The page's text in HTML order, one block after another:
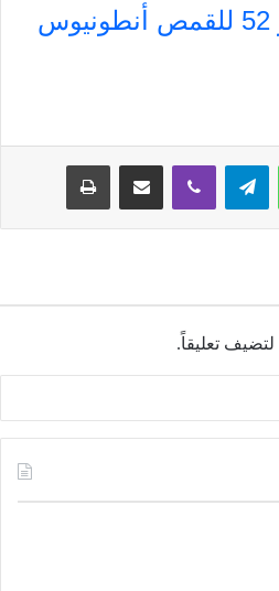
تفسير المزمور 52 للقمص أنطونيوس
واتساب تيلقرام ڤايبر
لتضيف تعليقاً.